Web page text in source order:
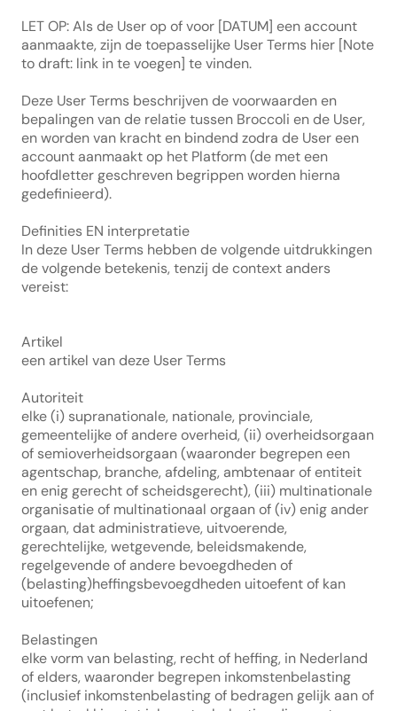
LET OP: Als de User op of voor [DATUM] een account
aanmaakte, zijn de toepasselijke User Terms hier [Note
to draft: link in te voegen] te vinden.
Deze User Terms beschrijven de voorwaarden en
bepalingen van de relatie tussen Broccoli en de User,
en worden van kracht en bindend zodra de User een
account aanmaakt op het Platform (de met een
hoofdletter geschreven begrippen worden hierna
gedefinieerd).
Definities EN interpretatie
In deze User Terms hebben de volgende uitdrukkingen
de volgende betekenis, tenzij de context anders
vereist:
Artikel
een artikel van deze User Terms
Autoriteit
elke (i) supranationale, nationale, provinciale,
gemeentelijke of andere overheid, (ii) overheidsorgaan
of semioverheidsorgaan (waaronder begrepen een
agentschap, branche, afdeling, ambtenaar of entiteit
en enig gerecht of scheidsgerecht), (iii) multinationale
organisatie of multinationaal orgaan of (iv) enig ander
orgaan, dat administratieve, uitvoerende,
gerechtelijke, wetgevende, beleidsmakende,
regelgevende of andere bevoegdheden of
(belasting)heffingsbevoegdheden uitoefent of kan
uitoefenen;
Belastingen
elke vorm van belasting, recht of heffing, in Nederland
of elders, waaronder begrepen inkomstenbelasting
(inclusief inkomstenbelasting of bedragen gelijk aan of